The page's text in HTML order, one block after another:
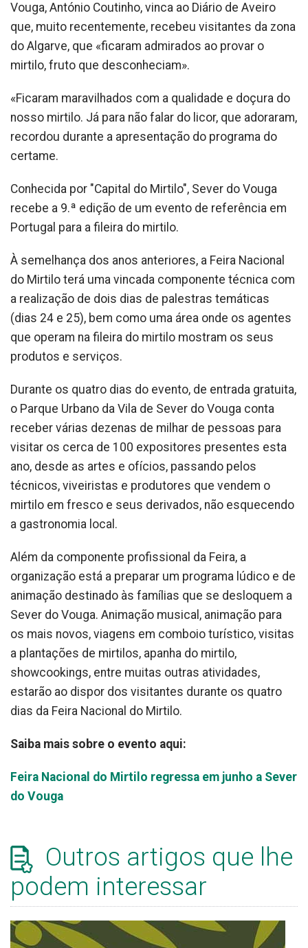
Vouga, António Coutinho, vinca ao Diário de Aveiro
que, muito recentemente, recebeu visitantes da zona
do Algarve, que «ficaram admirados ao provar o
mirtilo, fruto que desconheciam».
«Ficaram maravilhados com a qualidade e doçura do
nosso mirtilo. Já para não falar do licor, que adoraram,
recordou durante a apresentação do programa do
certame.
Conhecida por "Capital do Mirtilo", Sever do Vouga
recebe a 9.ª edição de um evento de referência em
Portugal para a fileira do mirtilo.
À semelhança dos anos anteriores, a Feira Nacional
do Mirtilo terá uma vincada componente técnica com
a realização de dois dias de palestras temáticas
(dias 24 e 25), bem como uma área onde os agentes
que operam na fileira do mirtilo mostram os seus
produtos e serviços.
Durante os quatro dias do evento, de entrada gratuita,
o Parque Urbano da Vila de Sever do Vouga conta
receber várias dezenas de milhar de pessoas para
visitar os cerca de 100 expositores presentes esta
ano, desde as artes e ofícios, passando pelos
técnicos, viveiristas e produtores que vendem o
mirtilo em fresco e seus derivados, não esquecendo
a gastronomia local.
Além da componente profissional da Feira, a
organização está a preparar um programa lúdico e de
animação destinado às famílias que se desloquem a
Sever do Vouga. Animação musical, animação para
os mais novos, viagens em comboio turístico, visitas
a plantações de mirtilos, apanha do mirtilo,
showcookings, entre muitas outras atividades,
estarão ao dispor dos visitantes durante os quatro
dias da Feira Nacional do Mirtilo.
Saiba mais sobre o evento aqui:
Feira Nacional do Mirtilo regressa em junho a Sever
do Vouga
Outros artigos que lhe
podem interessar